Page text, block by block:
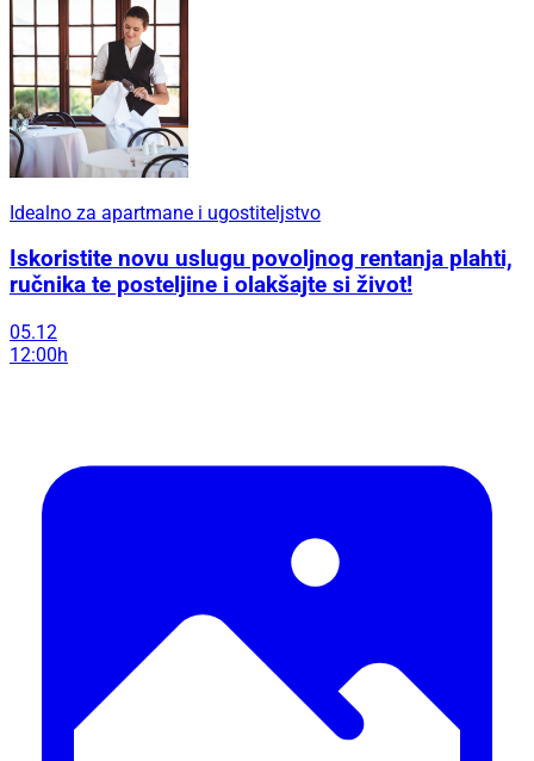
Idealno za apartmane i ugostiteljstvo
Iskoristite novu uslugu povoljnog rentanja plahti,
ručnika te posteljine i olakšajte si život!
05.12
12:00h